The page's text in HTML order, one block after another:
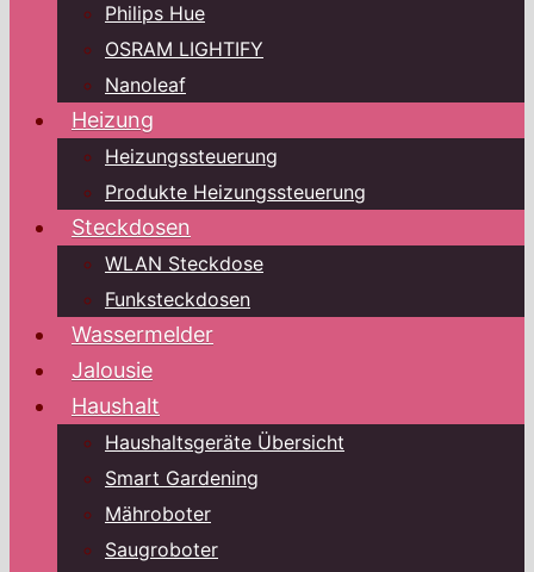
Philips Hue
OSRAM LIGHTIFY
Nanoleaf
Heizung
Heizungssteuerung
Produkte Heizungssteuerung
Steckdosen
WLAN Steckdose
Funksteckdosen
Wassermelder
Jalousie
Haushalt
Haushaltsgeräte Übersicht
Smart Gardening
Mähroboter
Saugroboter